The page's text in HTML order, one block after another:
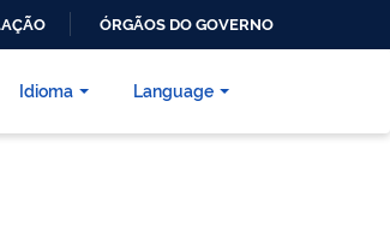
ÓRGÃOS DO GOVERNO
Language
Idioma